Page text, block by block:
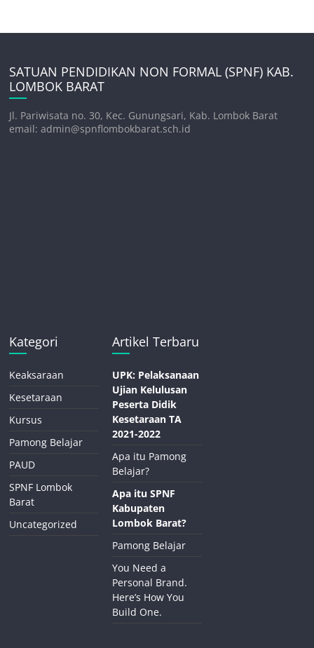
SATUAN PENDIDIKAN NON FORMAL (SPNF) KAB.
LOMBOK BARAT
Jl. Pariwisata no. 30, Kec. Gunungsari, Kab. Lombok Barat
email: admin@spnflombokbarat.sch.id
Kategori
Keaksaraan
Kesetaraan
Kursus
Pamong Belajar
PAUD
SPNF Lombok
Barat
Uncategorized
Artikel Terbaru
UPK: Pelaksanaan
Ujian Kelulusan
Peserta Didik
Kesetaraan TA
2021-2022
Apa itu Pamong
Belajar?
Apa itu SPNF
Kabupaten
Lombok Barat?
Pamong Belajar
You Need a
Personal Brand.
Here’s How You
Build One.